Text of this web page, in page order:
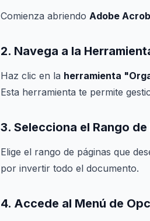
Comienza abriendo Adobe
2. Navega a la
Haz clic en la herramienta
Esta herramienta te permite
3. Selecciona el Rango de
Elige el rango de páginas que
por invertir todo el documento.
4. Accede al Menú de